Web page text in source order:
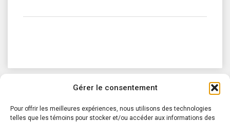
Gérer le consentement
Pour offrir les meilleures expériences, nous utilisons des technologies
telles que les témoins pour stocker et/ou accéder aux informations des